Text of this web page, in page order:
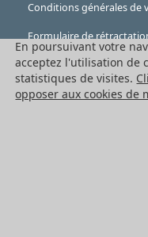
Conditions générales de
Formulaire de
Mentions légales
Cookies
En poursuivant votre
acceptez l'utilisation de
statistiques de visites.
opposer aux cookies de